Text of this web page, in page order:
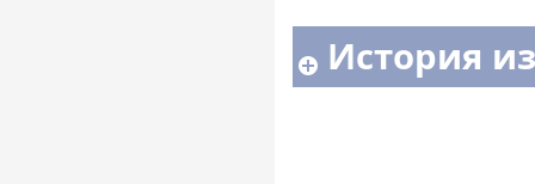
История